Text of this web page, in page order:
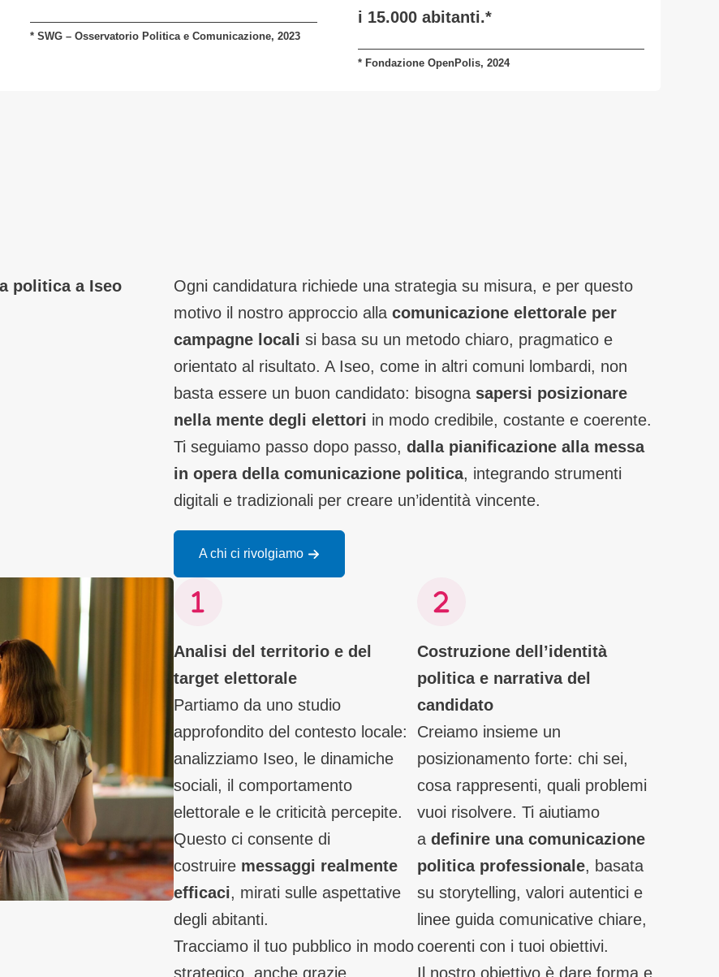
* SWG – Osservatorio Politica e Comunicazione, 2023
i 15.000 abitanti.*
* Fondazione OpenPolis, 2024
politica a Iseo
Ogni candidatura richiede una strategia su misura, e per questo
motivo il nostro approccio alla comunicazione elettorale per
campagne locali si basa su un metodo chiaro, pragmatico e
orientato al risultato. A Iseo, come in altri comuni lombardi, non
basta essere un buon candidato: bisogna sapersi posizionare
nella mente degli elettori in modo credibile, costante e coerente.
Ti seguiamo passo dopo passo, dalla pianificazione alla messa
in opera della comunicazione politica, integrando strumenti
digitali e tradizionali per creare un’identità vincente.
A chi ci rivolgiamo
Analisi del territorio e del
target elettorale
Partiamo da uno studio
approfondito del contesto locale:
analizziamo Iseo, le dinamiche
sociali, il comportamento
elettorale e le criticità percepite.
Questo ci consente di
costruire messaggi realmente
efficaci, mirati sulle aspettative
degli abitanti.
Tracciamo il tuo pubblico in modo
strategico, anche grazie
Costruzione dell’identità
politica e narrativa del
candidato
Creiamo insieme un
posizionamento forte: chi sei,
cosa rappresenti, quali problemi
vuoi risolvere. Ti aiutiamo
a definire una comunicazione
politica professionale, basata
su storytelling, valori autentici e
linee guida comunicative chiare,
coerenti con i tuoi obiettivi.
Il nostro obiettivo è dare forma e